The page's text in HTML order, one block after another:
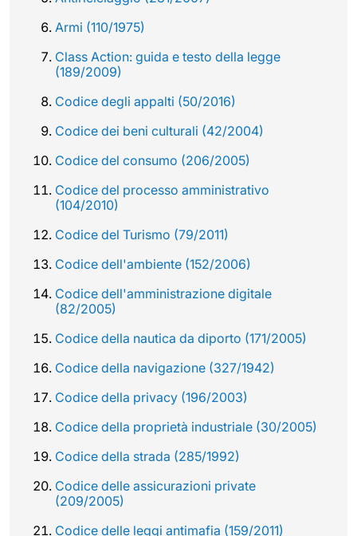
Armi (110/1975)
Class Action: guida e testo della legge
(189/2009)
Codice degli appalti (50/2016)
Codice dei beni culturali (42/2004)
Codice del consumo (206/2005)
Codice del processo amministrativo
(104/2010)
Codice del Turismo (79/2011)
Codice dell'ambiente (152/2006)
Codice dell'amministrazione digitale
(82/2005)
Codice della nautica da diporto (171/2005)
Codice della navigazione (327/1942)
Codice della privacy (196/2003)
Codice della proprietà industriale (30/2005)
Codice della strada (285/1992)
Codice delle assicurazioni private
(209/2005)
Codice delle leggi antimafia (159/2011)